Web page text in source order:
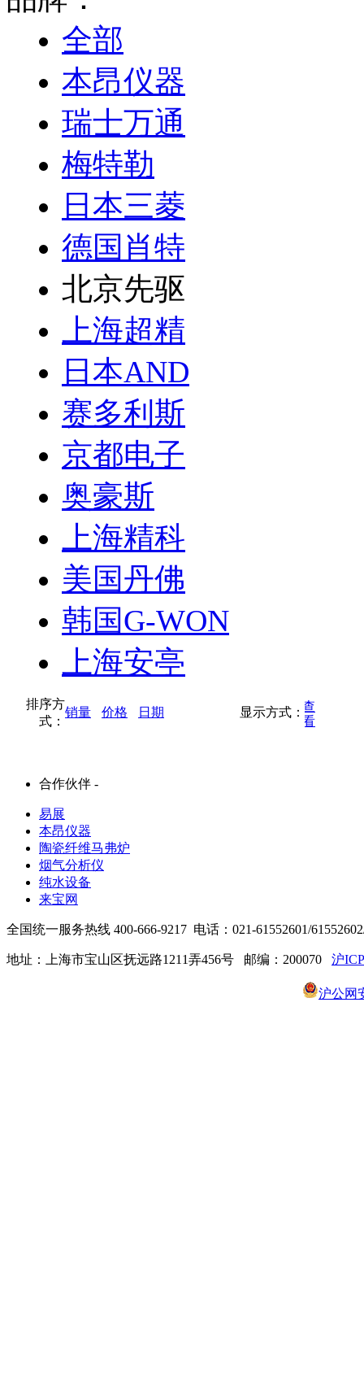
全部
本昂仪器
瑞士万通
梅特勒
日本三菱
德国肖特
北京先驱
上海超精
日本AND
赛多利斯
京都电子
奥豪斯
上海精科
美国丹佛
韩国G-WON
上海安亭
排序方
式：
销量 价格 日期 显示方式：
按缩略图方式查
看
按列表方式查看
合作伙伴 -
易展
本昂仪器
陶瓷纤维马弗炉
烟气分析仪
纯水设备
来宝网
全国统一服务热线 400-666-9217 电话：021-61552601/
地址：上海市宝山区抚远路1211弄456号 邮编：200070 沪
沪公网